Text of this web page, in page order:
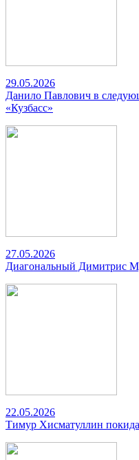
29.05.2026
Данило Павлович в
«Кузбасс»
27.05.2026
Диагональный Димитрис
22.05.2026
Тимур Хисматуллин